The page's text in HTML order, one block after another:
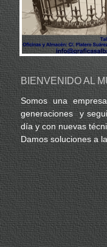
Somos una
generaciones y
día y con nuevas
Damos soluciones a
BIENVENIDO AL